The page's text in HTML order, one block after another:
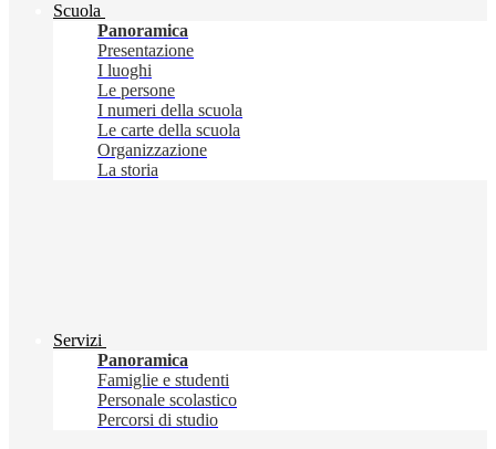
Scuola
Panoramica
Presentazione
I luoghi
Le persone
I numeri della scuola
Le carte della scuola
Organizzazione
La storia
Servizi
Panoramica
Famiglie e studenti
Personale scolastico
Percorsi di studio